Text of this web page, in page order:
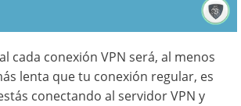
cada conexión VPN será, al menos
lenta que tu conexión regular, es
conectando al servidor VPN y